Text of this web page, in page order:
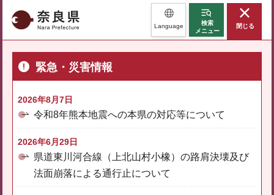
奈良県 Language
検索
メニュー
閉じる
緊急・災害情報
2026年8月7日
令和8年熊本地震への本県の対応等について
2026年6月29日
県道東川河合線（上北山村小橡）の路肩決壊及び
法面崩落による通行止について